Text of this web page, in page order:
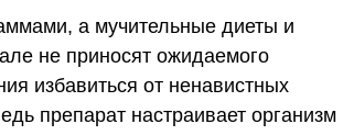
а мучительные диеты и
не приносят ожидаемого
избавиться от ненавистных
препарат настраивает организм